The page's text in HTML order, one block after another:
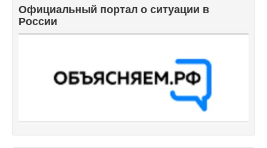
Официальный портал о ситуации в
России